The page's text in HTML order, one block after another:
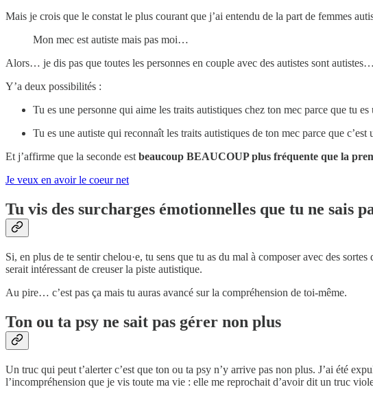
Mais je crois que le constat le plus courant que j’ai entendu de la part de femmes
Mon mec est autiste mais pas moi…
Alors… je dis pas que toutes les personnes en couple avec des autistes sont
Y’a deux possibilités :
Tu es une personne qui aime les traits autistiques chez ton mec parce que tu es
Tu es une autiste qui reconnaît les traits autistiques de ton mec parce que
Et j’affirme que la seconde est beaucoup BEAUCOUP plus fréquente que la
Je veux en avoir le coeur net
Tu vis des surcharges émotionnelles que tu ne sais
Si, en plus de te sentir chelou·e, tu sens que tu as du mal à composer avec des
serait intéressant de creuser la piste autistique.
Au pire… c’est pas ça mais tu auras avancé sur la compréhension de toi-même.
Ton ou ta psy ne sait pas gérer non plus
Un truc qui peut t’alerter c’est que ton ou ta psy n’y arrive pas non plus. J’ai été
l’incompréhension que je vis toute ma vie : elle me reprochait d’avoir dit un truc